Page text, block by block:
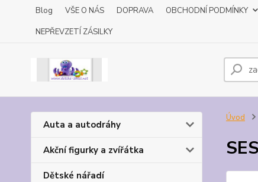
Blog VŠE O NÁS DOPRAVA OBCHODNÍ PODMÍNKY
NEPŘEVZETÍ ZÁSILKY
Auta a autodráhy
Akční figurky a zvířátka
Dětské nářadí
Úvod